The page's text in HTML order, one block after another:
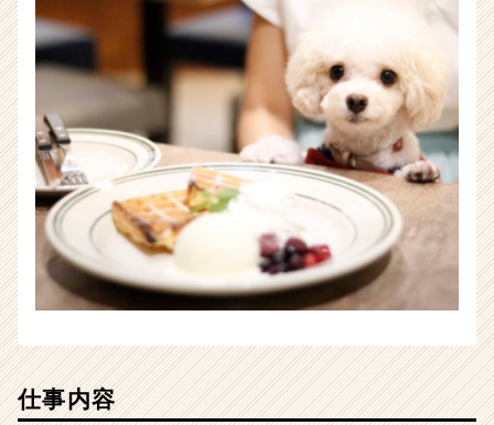
リ
（CheerCareer）
仕事内容